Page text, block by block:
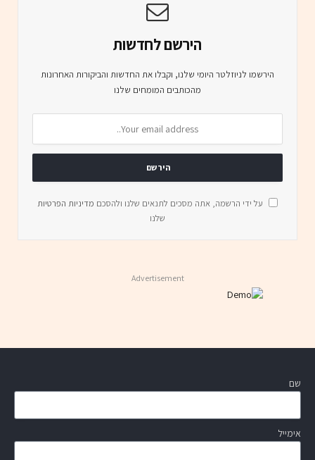
הירשם לחדשות
הירשמו לניוזלטר היומי שלנו, וקבלו את החדשות והביקורות האחרונות
מהכותבים המומחים שלנו
על ידי הרשמה, אתה מסכים לתנאים שלנו ולהסכם מדיניות הפרטיות
שלנו
Advertisement
שם
אימייל